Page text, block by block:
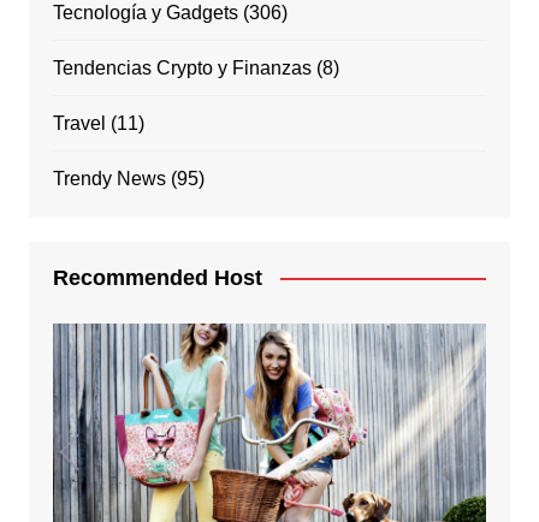
Tecnología y Gadgets(306)
Tendencias Crypto y Finanzas(8)
Travel (11)
Trendy News(95)
Recommended Host